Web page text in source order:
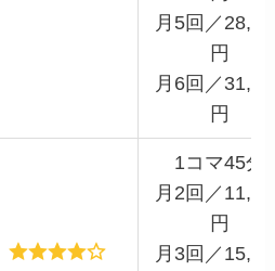
月5回／
円
月6回／
円
1コマ45分
月2回／
円
月3回／